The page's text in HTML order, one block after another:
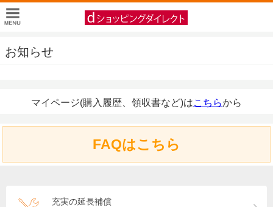
お知らせ
マイページ(購入履歴、領収書など)はこちらから
FAQはこちら
充実の延長補償